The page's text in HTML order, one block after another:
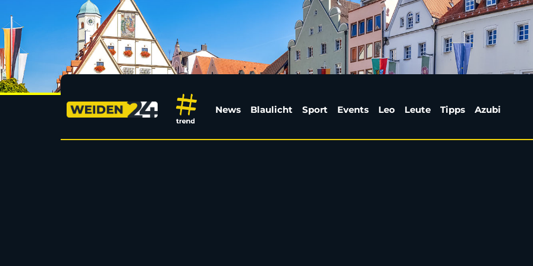
Zwischen Hoffnung und Angst: Familie aus
News Blaulicht Sport Events Leo Leute Tipps Azubi